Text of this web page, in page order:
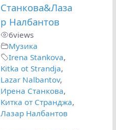
Станкова&Лаза
р Налбантов
6views
Музика
Irena Stankova,
Kitka ot Strandja,
Lazar Nalbantov,
Ирена Станкова,
Китка от Странджа,
Лазар Налбантов